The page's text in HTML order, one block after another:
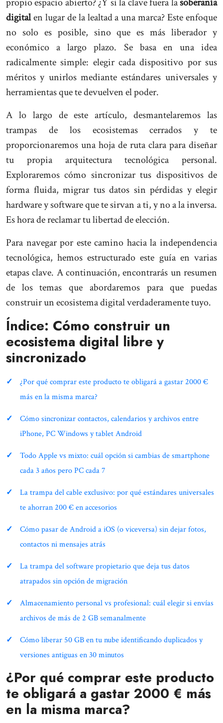
digitalen lugar de la lealtad a una marca? Este enfoque
no solo es posible, sino que es más liberador y
económico a largo plazo. Se basa en una idea
radicalmente simple: elegir cada dispositivo por sus
méritos y unirlos mediante estándares universales y
herramientas que te devuelven el poder.
A lo largo de este artículo, desmantelaremos las
trampas de los ecosistemas cerrados y te
proporcionaremos una hoja de ruta clara para diseñar
tu propia arquitectura tecnológica personal.
Exploraremos cómo sincronizar tus dispositivos de
forma fluida, migrar tus datos sin pérdidas y elegir
hardware y software que te sirvan a ti, y no a la inversa.
Es hora de reclamar tu libertad de elección.
Para navegar por este camino hacia la independencia
tecnológica, hemos estructurado este guía en varias
etapas clave. A continuación, encontrarás un resumen
de los temas que abordaremos para que puedas
construir un ecosistema digital verdaderamente tuyo.
Índice: Cómo construir un
ecosistema digital libre y
sincronizado
¿Por qué comprar este producto te obligará a gastar 2000 €
más en la misma marca?
Cómo sincronizar contactos, calendarios y archivos entre
iPhone, PC Windows y tablet Android
Todo Apple vs mixto: cuál opción si cambias de smartphone
cada 3 años pero PC cada 7
La trampa del cable exclusivo: por qué estándares universales
te ahorran 200 € en accesorios
Cómo pasar de Android a iOS (o viceversa) sin dejar fotos,
contactos ni mensajes atrás
La trampa del software propietario que deja tus datos
atrapados sin opción de migración
Almacenamiento personal vs profesional: cuál elegir si envías
archivos de más de 2 GB semanalmente
Cómo liberar 50 GB en tu nube identificando duplicados y
versiones antiguas en 30 minutos
¿Por qué comprar este producto
te obligará a gastar 2000 € más
en la misma marca?